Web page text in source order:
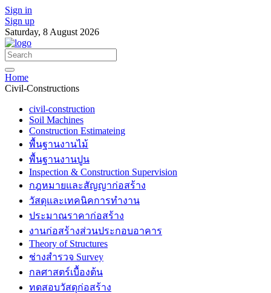
Sign in
Sign up
Saturday, 8 August 2026
Home
Civil-Constructions
civil-construction
Soil Machines
Construction Estimateing
พื้นฐานงานไม้
พื้นฐานงานปูน
Inspection & Construction Supervision
กฎหมายและสัญญาก่อสร้าง
วัสดุและเทคนิคการทำงาน
ประมาณราคาก่อสร้าง
งานก่อสร้างส่วนประกอบอาคาร
Theory of Structures
ช่างสำรวจ Survey
กลศาสตร์เบื้องต้น
ทดสอบวัสดุก่อสร้าง